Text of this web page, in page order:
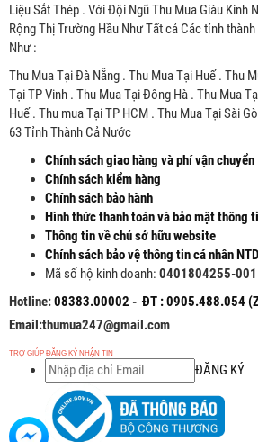
Liệu Sắt Thép . Với Đội Ngũ Thu Mua Giàu Kinh
Rộng Thị Trường Hầu Như Tất cả Các tỉnh
Như :
Thu Mua Tại Đà Nẵng . Thu Mua Tại Huế . Thu
Tại TP Vinh . Thu Mua Tại Đông Hà . Thu Mua
Huế . Thu mua Tại TP HCM . Thu Mua Tại Sài
63 Tỉnh Thành Cả Nước
Chính sách giao hàng và phí vận
Chính sách kiểm hàng
Chính sách bảo hành
Hình thức thanh toán và bảo mật thông
Thông tin về chủ sở hữu website
Chính sách bảo vệ thông tin cá nhân NTD
Mã số hộ kinh doanh: 0401804255-001
Hotline:08383.00002 - ĐT : 0905.488.054
Email:thumua247@gmail.com
TRỢ GIÚP ĐĂNG KÝ NHẬN TIN
ĐĂNG KÝ